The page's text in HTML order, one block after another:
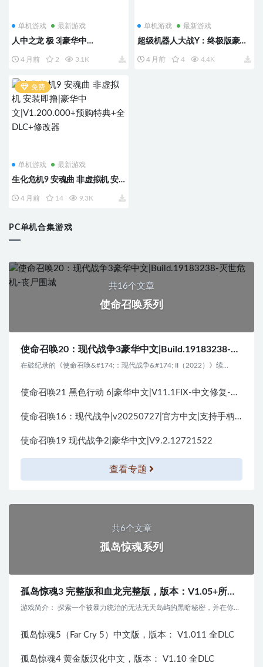
单机游戏 最新游戏
人中之龙 极 3|豪华中
妄之徒+全DCL
4 月前 2 3.1K
单机游戏 最新游戏
超级机器人大战Y：终极版豪华
4 月前 4 4.4K
免费
单机游戏 最新游戏
生化危机9 安魂曲 非虚拟机 安
文|V1.200.000+预购特典+全
4 月前 14 9.3K
PC单机合集游戏
共16个文章
使命召唤系列
使命召唤20：现代战争3豪华中文|Build.19183238-灭世危机-丧尸围城
在破纪录的《使命召唤&#174;：现代战争&#174; II（2022）》续...
使命召唤21 黑色行动 6|豪华中文|V11.1FIX-中文修复-铁雨狂澜-破影狂徒+全DLC
使命召唤16：现代战争|v20250727|官方中文|支持手柄|Call of Duty: Modern Warfare
使命召唤19 现代战争2|豪华中文|V9.2.12721522
查看专题
共6个文章
孤岛惊魂系列
孤岛惊魂3 完整版和血龙完整版，版本：V1.05+所有DLC+13
孤岛惊魂5（Far Cry 5）中文版，版本： V1.011 全DLC
孤岛惊魂4 黄金版汉化中文，版本： V1.10 全DLC